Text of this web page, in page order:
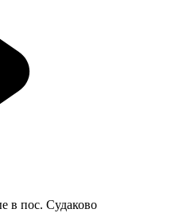
в пос. Судаково